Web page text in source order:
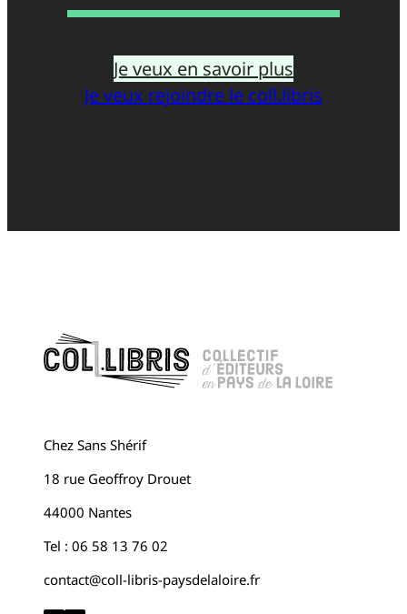
Je veux en savoir plus
Je veux rejoindre le coll.libris
Chez Sans Shérif
18 rue Geoffroy Drouet
44000 Nantes
Tel : 06 58 13 76 02
contact@coll-libris-paysdelaloire.fr